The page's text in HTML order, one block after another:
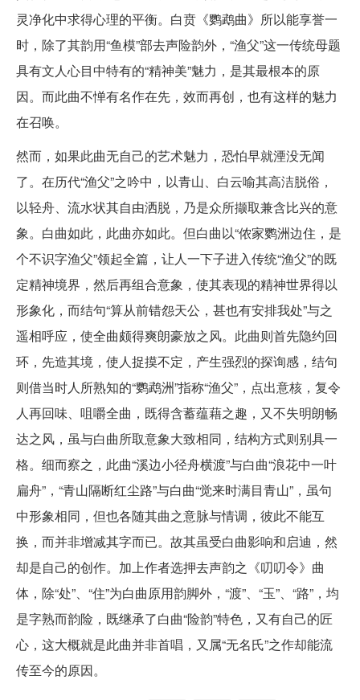
灵净化中求得心理的平衡。白贲《鹦鹉曲》所以能享誉一
时，除了其韵用“鱼模”部去声险韵外，“渔父”这一传统母题
具有文人心目中特有的“精神美”魅力，是其最根本的原
因。而此曲不惮有名作在先，效而再创，也有这样的魅力
在召唤。
然而，如果此曲无自己的艺术魅力，恐怕早就湮没无闻
了。在历代“渔父”之吟中，以青山、白云喻其高洁脱俗，
以轻舟、流水状其自由洒脱，乃是众所撷取兼含比兴的意
象。白曲如此，此曲亦如此。但白曲以“侬家鹦洲边住，是
个不识字渔父”领起全篇，让人一下子进入传统“渔父”的既
定精神境界，然后再组合意象，使其表现的精神世界得以
形象化，而结句“算从前错怨天公，甚也有安排我处”与之
遥相呼应，使全曲颇得爽朗豪放之风。此曲则首先隐约回
环，先造其境，使人捉摸不定，产生强烈的探询感，结句
则借当时人所熟知的“鹦鹉洲”指称“渔父”，点出意核，复令
人再回味、咀嚼全曲，既得含蓄蕴藉之趣，又不失明朗畅
达之风，虽与白曲所取意象大致相同，结构方式则别具一
格。细而察之，此曲“溪边小径舟横渡”与白曲“浪花中一叶
扁舟”，“青山隔断红尘路”与白曲“觉来时满目青山”，虽句
中形象相同，但也各随其曲之意脉与情调，彼此不能互
换，而并非增减其字而已。故其虽受白曲影响和启迪，然
却是自己的创作。加上作者选押去声韵之《叨叨令》曲
体，除“处”、“住”为白曲原用韵脚外，“渡”、“玉”、“路”，均
是字熟而韵险，既继承了白曲“险韵”特色，又有自己的匠
心，这大概就是此曲并非首唱，又属“无名氏”之作却能流
传至今的原因。